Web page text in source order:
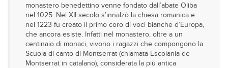
monastero benedettino venne fondato dall’abate Oliba
nel 1025. Nel XII secolo s’innalzò la chiesa romanica e
nel 1223 fu creato il primo coro di voci bianche d’Europa,
che ancora esiste. Infatti nel monastero, oltre a un
centinaio di monaci, vivono i ragazzi che compongono la
Scuola di canto di Montserrat (chiamata Escolania de
Montserrat in catalano), considerata la più antica